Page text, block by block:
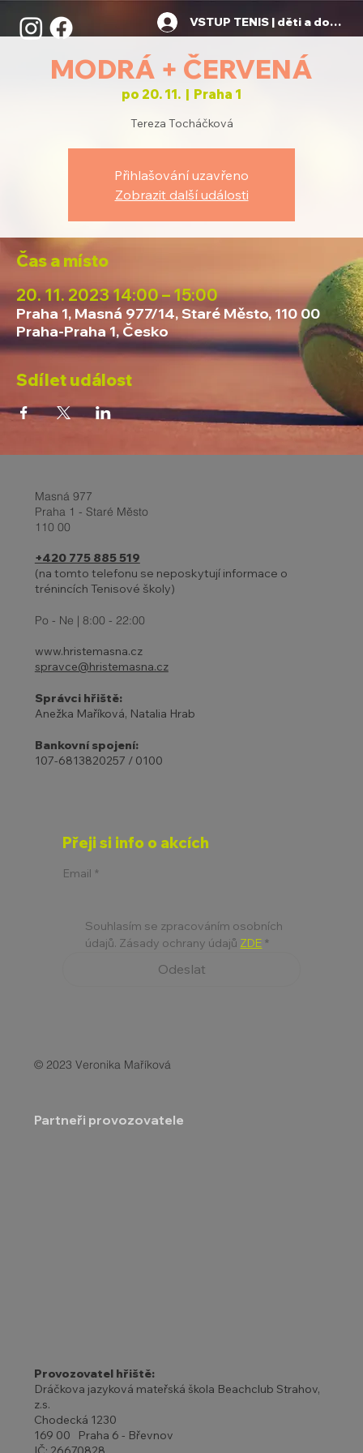
VSTUP TENIS | děti a dospělí
MODRÁ + ČERVENÁ
po 20. 11.
  |
Praha 1
Tereza Tocháčková
Přihlašování uzavřeno
Zobrazit další události
Čas a místo
20. 11. 2023 14:00 – 15:00
Praha 1, Masná 977/14, Staré Město, 110 00
Praha-Praha 1, Česko
Sdílet událost
Provozovatel hřiště:
Dráčkova jazyková mateřská škola Beachclub Strahov,
z.s.
Chodecká 1230
169 00 Praha 6 - Břevnov
Masná 977
Praha 1 - Staré Město
110 00
+420 775 885 519
(na tomto telefonu se neposkytují informace o
trénincích Tenisové školy)
Po - Ne | 8:00 - 22:00
www.hristemasna.cz
spravce@hristemasna.cz
Správci hřiště:
Anežka Maříková, Natalia Hrab
Bankovní spojení:
107-6813820257 / 0100
Přeji si info o akcích
Email *
Souhlasím se zpracováním osobních
údajů. Zásady ochrany údajů ZDE *
Odeslat
© 2023 Veronika Maříková
Partneři provozovatele